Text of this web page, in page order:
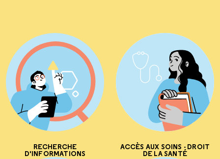
RECHERCHE
D'INFORMATIONS
ACCÈS AUX SOINS - DROIT
DE LA SANTÉ